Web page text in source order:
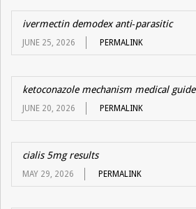
ivermectin demodex anti‑parasitic
JUNE 25, 2026 PERMALINK
ketoconazole mechanism medical guide
JUNE 20, 2026 PERMALINK
cialis 5mg results
MAY 29, 2026 PERMALINK